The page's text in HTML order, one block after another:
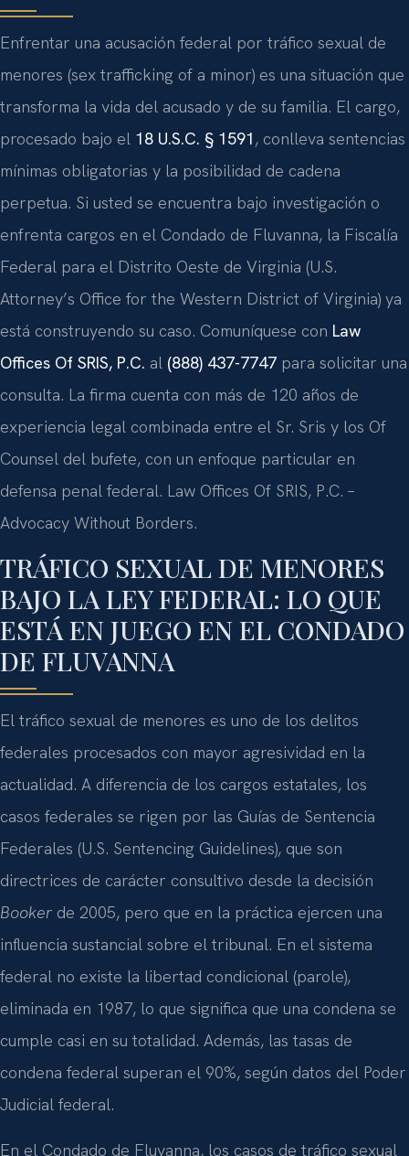
Enfrentar una acusación federal por tráfico sexual de
menores (sex trafficking of a minor) es una situación que
transforma la vida del acusado y de su familia. El cargo,
procesado bajo el 18 U.S.C. § 1591, conlleva sentencias
mínimas obligatorias y la posibilidad de cadena
perpetua. Si usted se encuentra bajo investigación o
enfrenta cargos en el Condado de Fluvanna, la Fiscalía
Federal para el Distrito Oeste de Virginia (U.S.
Attorney’s Office for the Western District of Virginia) ya
está construyendo su caso. Comuníquese con Law
Offices Of SRIS, P.C. al (888) 437-7747 para solicitar una
consulta. La firma cuenta con más de 120 años de
experiencia legal combinada entre el Sr. Sris y los Of
Counsel del bufete, con un enfoque particular en
defensa penal federal. Law Offices Of SRIS, P.C. –
Advocacy Without Borders.
TRÁFICO SEXUAL DE MENORES
BAJO LA LEY FEDERAL: LO QUE
ESTÁ EN JUEGO EN EL CONDADO
DE FLUVANNA
El tráfico sexual de menores es uno de los delitos
federales procesados con mayor agresividad en la
actualidad. A diferencia de los cargos estatales, los
casos federales se rigen por las Guías de Sentencia
Federales (U.S. Sentencing Guidelines), que son
directrices de carácter consultivo desde la decisión
Booker de 2005, pero que en la práctica ejercen una
influencia sustancial sobre el tribunal. En el sistema
federal no existe la libertad condicional (parole),
eliminada en 1987, lo que significa que una condena se
cumple casi en su totalidad. Además, las tasas de
condena federal superan el 90%, según datos del Poder
Judicial federal.
En el Condado de Fluvanna, los casos de tráfico sexual